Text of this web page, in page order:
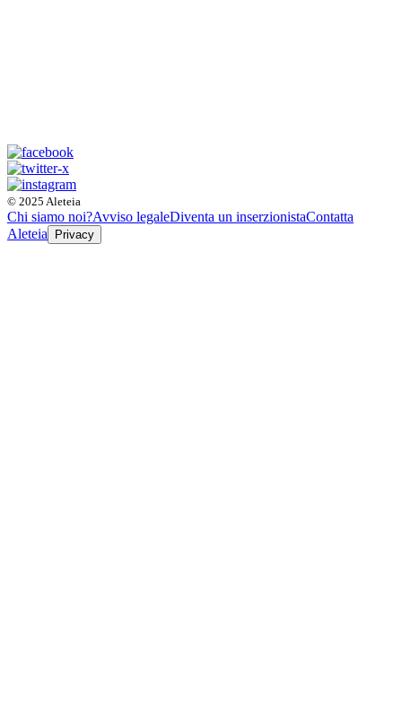
© 2025 Aleteia
Chi siamo noi?Avviso legaleDiventa un inserzionistaContatta
Aleteia
Privacy